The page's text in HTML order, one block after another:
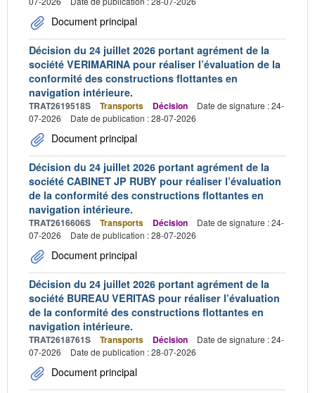
Document principal
Décision du 24 juillet 2026 portant agrément de la
société VERIMARINA pour réaliser l’évaluation de la
conformité des constructions flottantes en
navigation intérieure.
TRAT2619518S Transports Décision
Date de signature : 24-
07-2026
Date de publication : 28-07-2026
Document principal
Décision du 24 juillet 2026 portant agrément de la
société CABINET JP RUBY pour réaliser l’évaluation
de la conformité des constructions flottantes en
navigation intérieure.
TRAT2616606S Transports Décision
Date de signature : 24-
07-2026
Date de publication : 28-07-2026
Document principal
Décision du 24 juillet 2026 portant agrément de la
société BUREAU VERITAS pour réaliser l’évaluation
de la conformité des constructions flottantes en
navigation intérieure.
TRAT2618761S Transports Décision
Date de signature : 24-
07-2026
Date de publication : 28-07-2026
Document principal